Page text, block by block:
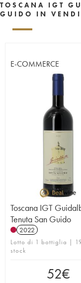
TOSCANA IGT
GUIDO IN
E-COMMERCE
Toscana IGT
Tenuta San Guido
2022
Lotto di 1 bottiglia |
stock
52€